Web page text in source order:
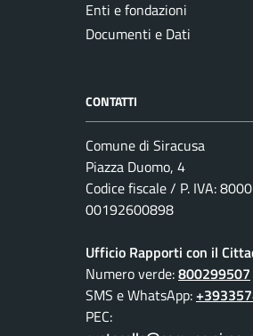
Enti e fondazioni
Documenti e Dati
CONTATTI
Comune di Siracusa
Piazza Duomo, 4
Codice fiscale / P. IVA:
00192600898
Ufficio Rapporti con il
Numero verde:800299507
SMS e WhatsApp:
PEC: